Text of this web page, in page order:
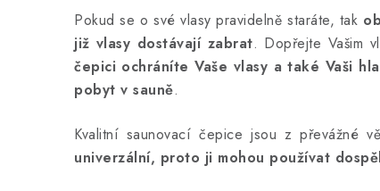
Pokud se o své vlasy pravidelně staráte, tak
již vlasy dostávají zabrat. Dopřejte Vašim
čepici ochráníte Vaše vlasy a také Vaši
pobyt v sauně.
Kvalitní saunovací čepice jsou z převážné
univerzální, proto ji mohou používat